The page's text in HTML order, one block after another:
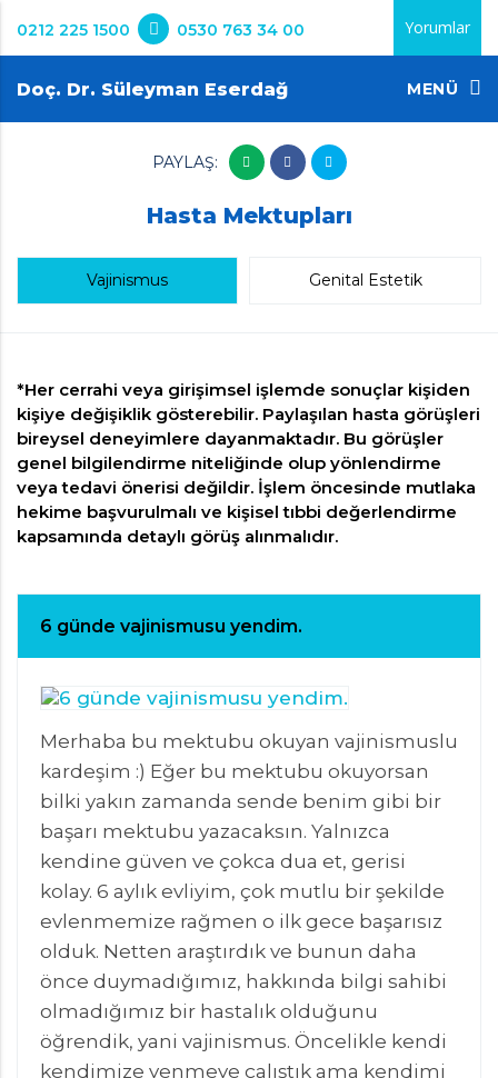
0212 225 1500 0530 763 34 00 Yorumlar
Doç. Dr. Süleyman Eserdağ MENÜ
PAYLAŞ:
Hasta Mektupları
Vajinismus Genital Estetik
*Her cerrahi veya girişimsel işlemde sonuçlar kişiden
kişiye değişiklik gösterebilir. Paylaşılan hasta görüşleri
bireysel deneyimlere dayanmaktadır. Bu görüşler
genel bilgilendirme niteliğinde olup yönlendirme
veya tedavi önerisi değildir. İşlem öncesinde mutlaka
hekime başvurulmalı ve kişisel tıbbi değerlendirme
kapsamında detaylı görüş alınmalıdır.
6 günde vajinismusu yendim.
Merhaba bu mektubu okuyan vajinismuslu
kardeşim :) Eğer bu mektubu okuyorsan
bilki yakın zamanda sende benim gibi bir
başarı mektubu yazacaksın. Yalnızca
kendine güven ve çokca dua et, gerisi
kolay. 6 aylık evliyim, çok mutlu bir şekilde
evlenmemize rağmen o ilk gece başarısız
olduk. Netten araştırdık ve bunun daha
önce duymadığımız, hakkında bilgi sahibi
olmadığımız bir hastalık olduğunu
öğrendik, yani vajinismus. Öncelikle kendi
kendimize yenmeye çalıştık ama kendimi